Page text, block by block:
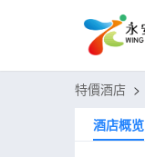
特價酒店 >
酒店概览